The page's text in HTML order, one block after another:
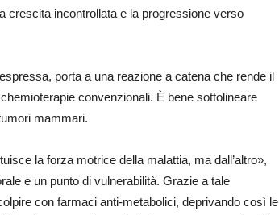
crescita incontrollata e la progressione verso
porta a una reazione a catena che rende il
convenzionali. È bene sottolineare
mammari.
la forza motrice della malattia, ma dall’altro»,
e un punto di vulnerabilità. Grazie a tale
con farmaci anti-metabolici, deprivando così le